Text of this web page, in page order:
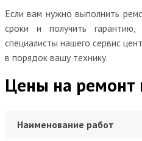
Если вам нужно выполнить
сроки и получить
специалисты нашего сервис
в порядок вашу технику.
Цены на ремонт
Наименование работ